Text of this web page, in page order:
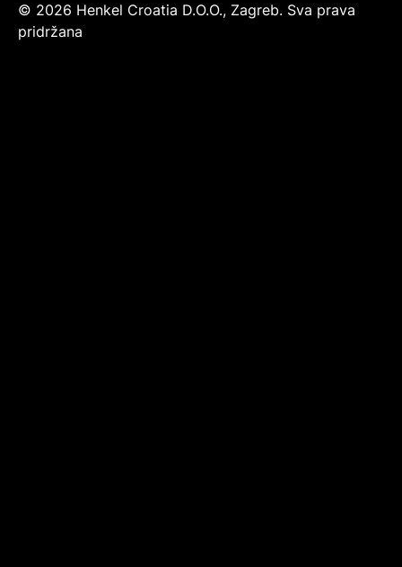
© 2026 Henkel Croatia D.O.O., Zagreb. Sva prava
pridržana